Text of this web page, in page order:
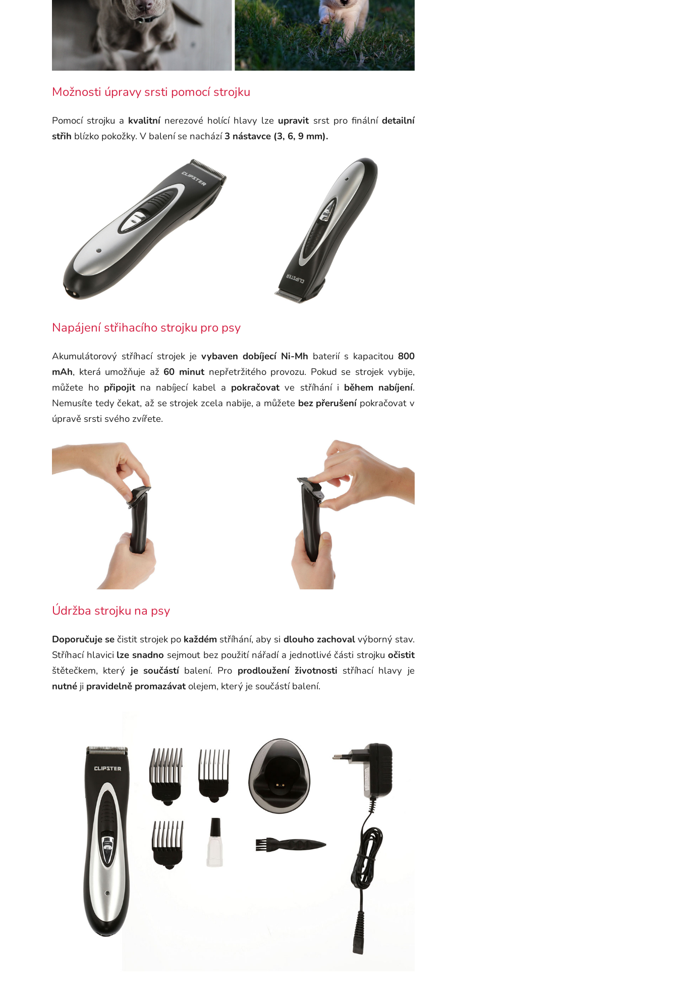
Možnosti úpravy srsti pomocí strojku
Pomocí strojku a kvalitnínerezové holící hlavy lze upravitsrst pro finální detailní
střih blízko pokožky. V balení se nachází3 nástavce (3, 6, 9 mm).
Napájení střihacího strojku pro psy
Akumulátorový stříhací strojek je vybaven dobíjecí Ni-Mh baterií s kapacitou 800
mAh, která umožňuje až 60 minutnepřetržitého provozu. Pokud se strojek vybije,
můžete ho připojitna nabíjecí kabel a pokračovatve stříhání i během nabíjení.
Nemusíte tedy čekat, až se strojek zcela nabije, a můžete bez přerušenípokračovat v
úpravě srsti svého zvířete.
Údržba strojku na psy
Doporučujesečistit strojek po každém stříhání, aby si dlouho zachovalvýborný stav.
Stříhací hlavici lze snadno sejmout bez použití nářadí a jednotlivé části strojku očistit
štětečkem, který je součástíbalení. Pro prodloužení životnosti stříhací hlavy je
nutné ji pravidelně promazávatolejem, který je součástí balení.